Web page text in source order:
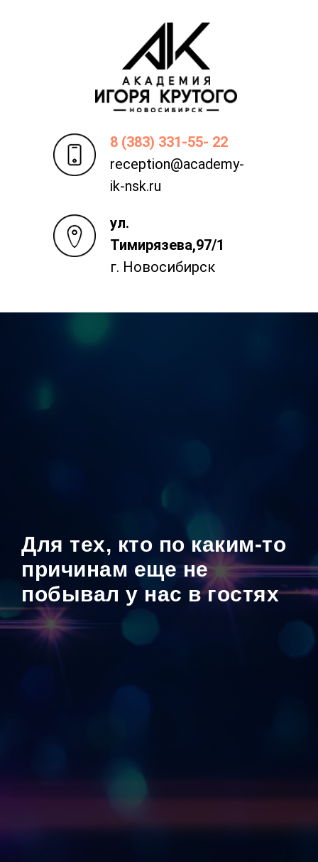
8 (383) 331-55- 22
reception@academy-
ik-nsk.ru
ул.
Тимирязева,97/1
г. Новосибирск
Для тех, кто по каким-то
причинам еще не
побывал у нас в гостях